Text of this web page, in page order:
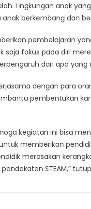
Lingkungan anak
berkembang dan
pembelajaran
fokus pada diri
dari apa
dengan para
pembentukan
kegiatan ini bisa
memberikan
merasakan
STEAM,”